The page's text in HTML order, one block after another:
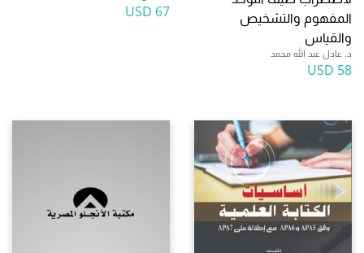
المفهوم والتشخيص
والقياس
د. عادل عبد الله محمد
58 USD
67 USD